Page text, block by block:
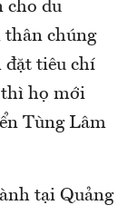
cho du
thân chúng
đặt tiêu chí
thì họ mới
Tùng Lâm
tại Quảng